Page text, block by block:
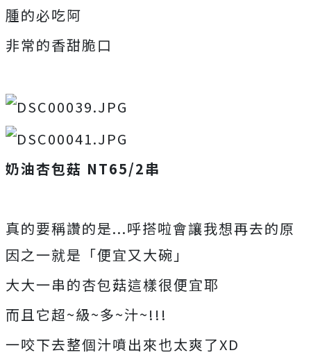
腫的必吃阿
非常的香甜脆口
奶油杏包菇 NT65/2串
真的要稱讚的是...呼搭啦會讓我想再去的原
因之一就是「便宜又大碗」
大大一串的杏包菇這樣很便宜耶
而且它超~級~多~汁~!!!
一咬下去整個汁噴出來也太爽了XD